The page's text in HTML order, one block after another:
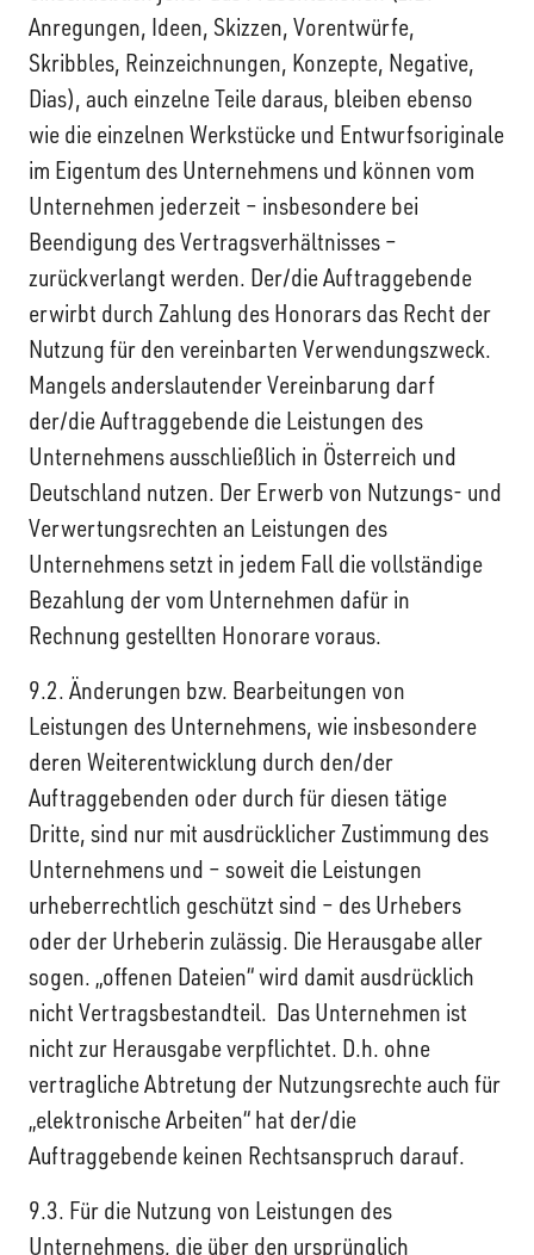
Anregungen, Ideen, Skizzen, Vorentwürfe,
Skribbles, Reinzeichnungen, Konzepte, Negative,
Dias), auch einzelne Teile daraus, bleiben ebenso
wie die einzelnen Werkstücke und Entwurfsoriginale
im Eigentum des Unternehmens und können vom
Unternehmen jederzeit – insbesondere bei
Beendigung des Vertragsverhältnisses –
zurückverlangt werden. Der/die Auftraggebende
erwirbt durch Zahlung des Honorars das Recht der
Nutzung für den vereinbarten Verwendungszweck.
Mangels anderslautender Vereinbarung darf
der/die Auftraggebende die Leistungen des
Unternehmens ausschließlich in Österreich und
Deutschland nutzen. Der Erwerb von Nutzungs- und
Verwertungsrechten an Leistungen des
Unternehmens setzt in jedem Fall die vollständige
Bezahlung der vom Unternehmen dafür in
Rechnung gestellten Honorare voraus.
9.2. Änderungen bzw. Bearbeitungen von
Leistungen des Unternehmens, wie insbesondere
deren Weiterentwicklung durch den/der
Auftraggebenden oder durch für diesen tätige
Dritte, sind nur mit ausdrücklicher Zustimmung des
Unternehmens und – soweit die Leistungen
urheberrechtlich geschützt sind – des Urhebers
oder der Urheberin zulässig. Die Herausgabe aller
sogen. „offenen Dateien“ wird damit ausdrücklich
nicht Vertragsbestandteil. Das Unternehmen ist
nicht zur Herausgabe verpflichtet. D.h. ohne
vertragliche Abtretung der Nutzungsrechte auch für
„elektronische Arbeiten“ hat der/die
Auftraggebende keinen Rechtsanspruch darauf.
9.3. Für die Nutzung von Leistungen des
Unternehmens, die über den ursprünglich